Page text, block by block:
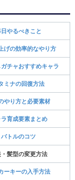
日やるべきこと
げの効率的なやり方
チャおすすめキャラ
ミナの回復方法
やり方と必要素材
ラ育成要素まとめ
バトルのコツ
髪型の変更方法
ーキーの入手方法